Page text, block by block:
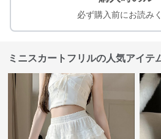
必ず購入前にお読み
ミニスカートフリルの人気アイテ